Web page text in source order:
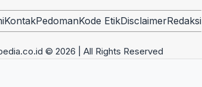
KontakPedomanKode EtikDisclaimerRedaksi
© 2026 | All Rights Reserved